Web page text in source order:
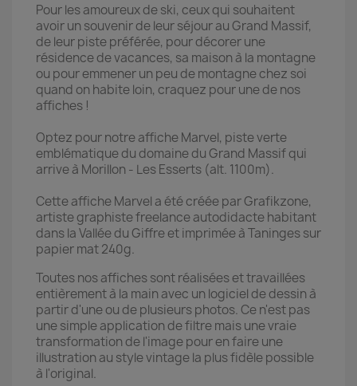
Pour les amoureux de ski, ceux qui souhaitent
avoir un souvenir de leur séjour au Grand Massif,
de leur piste préférée, pour décorer une
résidence de vacances, sa maison à la montagne
ou pour emmener un peu de montagne chez soi
quand on habite loin, craquez pour une de nos
affiches !
Optez pour notre affiche Marvel, piste verte
emblématique du domaine du Grand Massif qui
arrive à Morillon - Les Esserts (alt. 1100m).
Cette affiche Marvel a été créée par Grafikzone,
artiste graphiste freelance autodidacte habitant
dans la Vallée du Giffre et imprimée à Taninges sur
papier mat 240g.
Toutes nos affiches sont réalisées et travaillées
entièrement à la main avec un logiciel de dessin à
partir d'une ou de plusieurs photos. Ce n'est pas
une simple application de filtre mais une vraie
transformation de l'image pour en faire une
illustration au style vintage la plus fidèle possible
à l'original.